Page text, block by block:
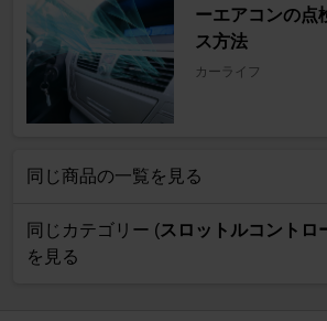
ーエアコンの点
ス方法
カーライフ
同じ商品の一覧を見る
同じカテゴリー (スロットルコントロ
を見る